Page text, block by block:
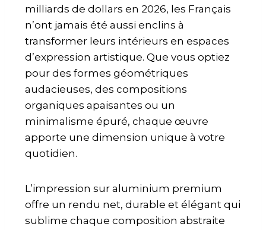
milliards de dollars en 2026, les Français
n’ont jamais été aussi enclins à
transformer leurs intérieurs en espaces
d’expression artistique. Que vous optiez
pour des formes géométriques
audacieuses, des compositions
organiques apaisantes ou un
minimalisme épuré, chaque œuvre
apporte une dimension unique à votre
quotidien.
L’impression sur aluminium premium
offre un rendu net, durable et élégant qui
sublime chaque composition abstraite